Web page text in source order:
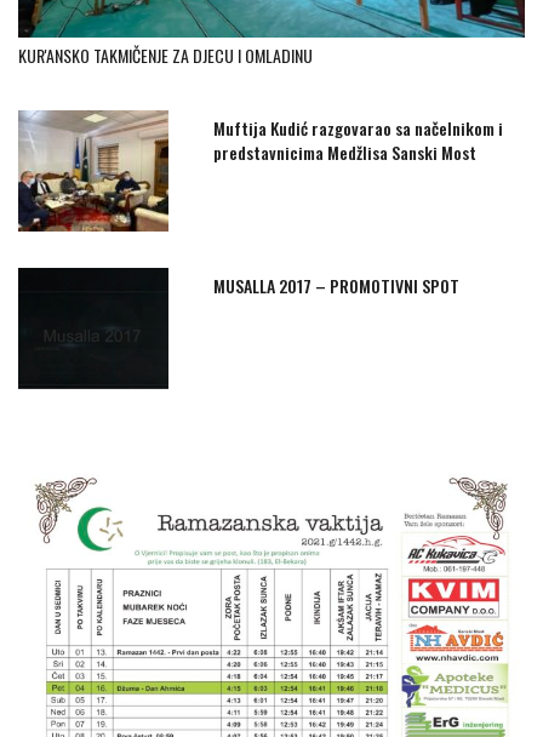
KUR'ANSKO TAKMIČENJE ZA DJECU I OMLADINU
Muftija Kudić razgovarao sa načelnikom i
predstavnicima Medžlisa Sanski Most
MUSALLA 2017 – PROMOTIVNI SPOT